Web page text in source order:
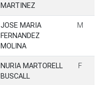
MARTINEZ
JOSE MARIA
FERNANDEZ
MOLINA
M
NURIA MARTORELL
BUSCALL
F